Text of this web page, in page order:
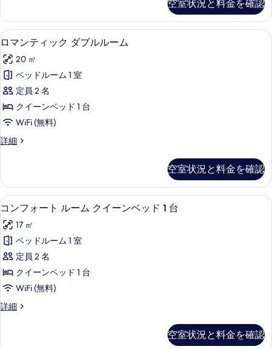
表
示
す
る
真
を
表
示
す
る
の
す
べ
て
の
写
真
を
表
る
ス
イ
ー
の
詳
細
空室状況と料金を確認
ロ
マ
ン
テ
ィ
ッ
ダ
ル
ル
ー
ム
の
す
べ
て
の
ロマンティック ダブルルーム | ミニ
5
ロマンティック ダブルルーム
20 ㎡
ベッドルーム 1 室
定員 2 名
クイーンベッド 1 台
WiFi (無料)
詳細
ロ
ィ
ッ
ク
ブ
ル
ル
ー
ム
の
詳
細
空室状況と料金を確認
コ
ン
フ
ォ
ー
ト
ー
ク
コンフォート ルーム クイーンベッ
5
コンフォート ルーム クイーンベッド 1 台
17 ㎡
ベッドルーム 1 室
定員 2 名
クイーンベッド 1 台
WiFi (無料)
詳細
コ
空室状況と料金を確認